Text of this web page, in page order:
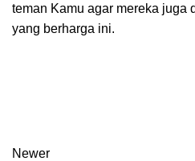
teman Kamu agar mereka juga
yang berharga ini.
Newer